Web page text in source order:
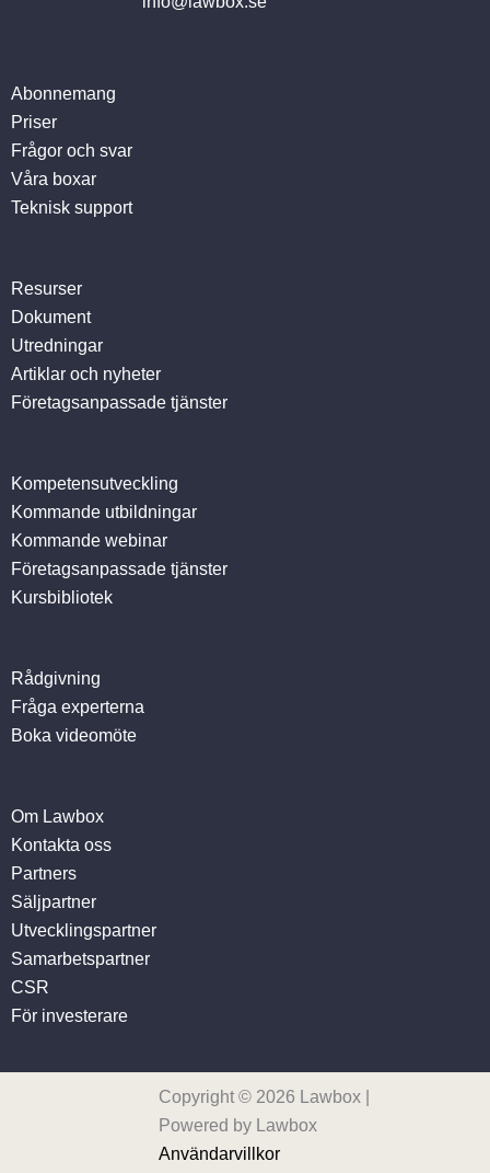
Abonnemang
Priser
Frågor och svar
Våra boxar
Teknisk support
Resurser
Dokument
Utredningar
Artiklar och nyheter
Företagsanpassade tjänster
Kompetensutveckling
Kommande utbildningar
Kommande webinar
Företagsanpassade tjänster
Kursbibliotek
Rådgivning
Fråga experterna
Boka videomöte
Om Lawbox
Kontakta oss
Partners
Säljpartner
Utvecklingspartner
Samarbetspartner
CSR
För investerare
Copyright © 2026 Lawbox |
Powered by Lawbox
Användarvillkor